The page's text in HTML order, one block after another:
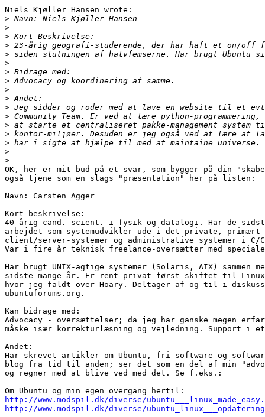
Niels Kjøller Hansen wrote:
>
>
>
>
>
>
>
>
>
>
>
>
>
>
>
>
>
OK, her er mit bud på et svar, som bygger på din
også tjene som en slags "præsentation" her på listen:
Navn: Carsten Agger
Kort beskrivelse:
40-årig cand. scient. i fysik og datalogi. Har de
arbejdet som systemudvikler ude i det private,
client/server-systemer og administrative systemer i C/
Var i fire år teknisk freelance-oversætter med
Har brugt UNIX-agtige systemer (Solaris, AIX) sammen
sidste mange år. Er rent privat først skiftet til Linux
hvor jeg faldt over Hoary. Deltager af og til i
ubuntuforums.org.
Kan bidrage med:
Advocacy - oversættelser; da jeg har ganske megen
måske især korrekturlæsning og vejledning. Support i
Andet:
Har skrevet artikler om Ubuntu, fri software og
blog fra tid til anden; ser det som en del af min
og regner med at blive ved med det. Se f.eks.:
http://www.modspil.dk/diverse/
http://www.modspil.dk/diverse/